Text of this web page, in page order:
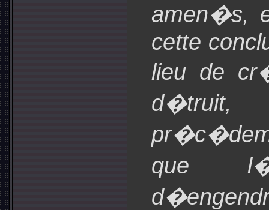
amen�s,
cette
lieu de
d�truit,
que